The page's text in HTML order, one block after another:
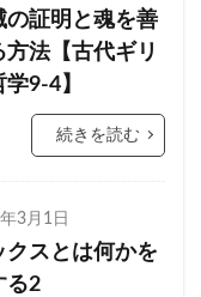
の証明と魂を善
方法【古代ギリ
9-4】
続きを読む
3月1日
クスとは何かを
る2